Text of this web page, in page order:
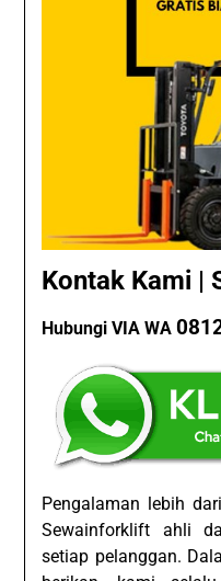
Kontak Kami |
Hubungi VIA WA
Pengalaman lebih
Sewainforklift ahli
setiap pelanggan.